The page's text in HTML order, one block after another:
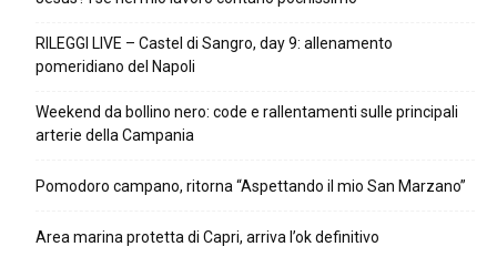
RILEGGI LIVE – Castel di Sangro, day 9: allenamento
pomeridiano del Napoli
Weekend da bollino nero: code e rallentamenti sulle principali
arterie della Campania
Pomodoro campano, ritorna “Aspettando il mio San Marzano”
Area marina protetta di Capri, arriva l’ok definitivo